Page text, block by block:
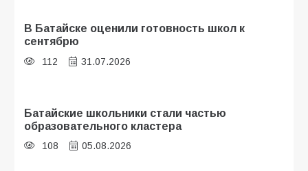
В Батайске оценили готовность школ к
сентябрю
112 31.07.2026
Батайские школьники стали частью
образовательного кластера
108 05.08.2026